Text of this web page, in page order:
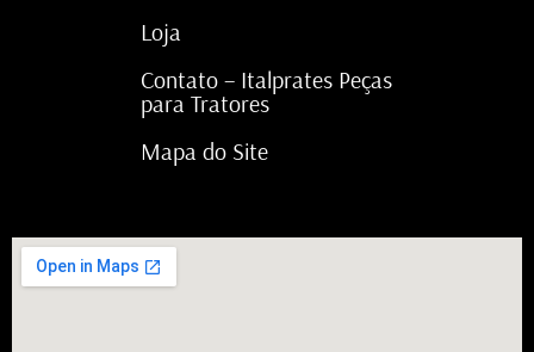
Loja
Contato – Italprates Peças
para Tratores
Mapa do Site